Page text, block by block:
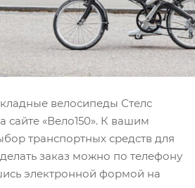
велосипеды Стелс
сайте «Вело150». К вашим
транспортных средств для
заказ можно по телефону
электронной формой на